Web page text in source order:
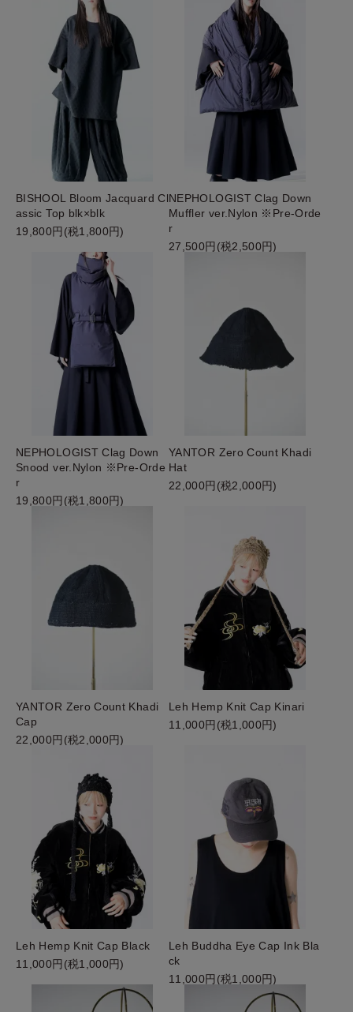
BISHOOL Bloom Jacquard Cl
assic Top blk×blk
19,800円(税1,800円)
NEPHOLOGIST Clag Down
Muffler ver.Nylon ※Pre-Orde
r
27,500円(税2,500円)
NEPHOLOGIST Clag Down
Snood ver.Nylon ※Pre-Orde
r
19,800円(税1,800円)
YANTOR Zero Count Khadi
Hat
22,000円(税2,000円)
YANTOR Zero Count Khadi
Cap
22,000円(税2,000円)
Leh Hemp Knit Cap Kinari
11,000円(税1,000円)
Leh Hemp Knit Cap Black
11,000円(税1,000円)
Leh Buddha Eye Cap Ink Bla
ck
11,000円(税1,000円)